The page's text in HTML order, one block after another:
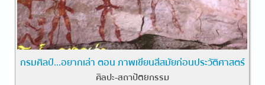
กรมศิลป์...อยากเล่า ตอน ภาพเขียนสีสมัยก่อนประวัติศาสตร์
ศิลปะ-สถาปัตยกรรม